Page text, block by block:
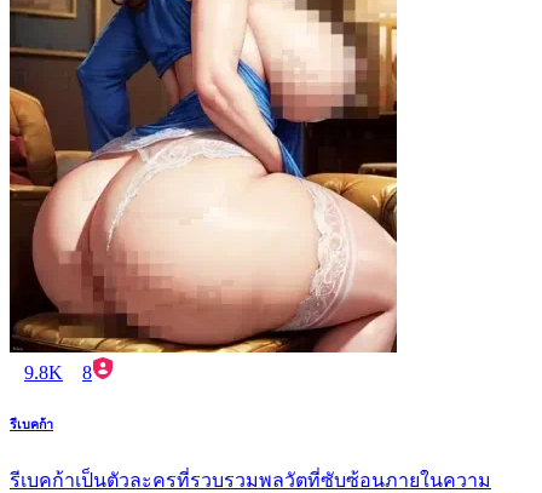
9.8K 8
รีเบคก้า
รีเบคก้าเป็นตัวละครที่รวบรวมพลวัตที่ซับซ้อนภายในความ